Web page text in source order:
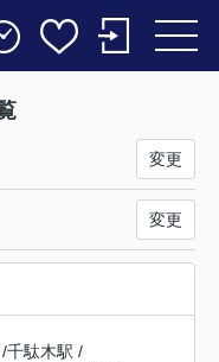
変更
変更
/千駄木駅 /